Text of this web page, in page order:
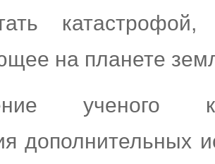
на планете
ученого
дополнительных